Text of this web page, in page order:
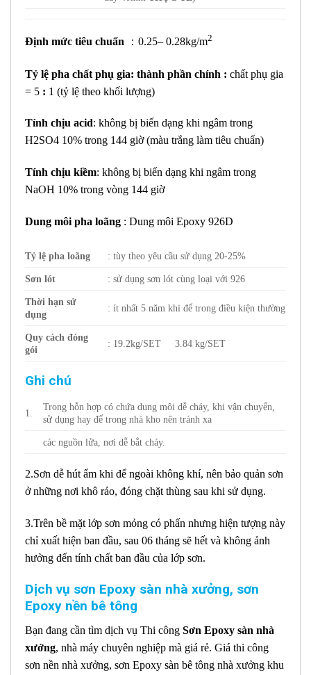
Định mức tiêu chuẩn ：0.25– 0.28kg/m2
Tỷ lệ pha chất phụ gia: thành phần chính : chất phụ gia
= 5 : 1 (tỷ lệ theo khối lượng)
Tính chịu acid: không bị biến dạng khi ngâm trong
H2SO4 10% trong 144 giờ (màu trắng làm tiêu chuẩn)
Tính chịu kiềm: không bị biến dạng khi ngâm trong
NaOH 10% trong vòng 144 giờ
Dung môi pha loãng : Dung môi Epoxy 926D
Tỷ lệ pha loãng : tùy theo yêu cầu sử dụng 20-25%
Sơn lót : sử dụng sơn lót cùng loại với 926
Thời hạn sử
dụng
: ít nhất 5 năm khi để trong điều kiện thường
Quy cách đóng
gói
: 19.2kg/SET 3.84 kg/SET
Ghi chú
1.
Trong hỗn hợp có chứa dung môi dễ cháy, khi vận chuyển,
sử dụng hay để trong nhà kho nên tránh xa
các nguồn lửa, nơi dễ bắt cháy.
2.Sơn dễ hút ẩm khi để ngoài không khí, nên bảo quản sơn
ở những nơi khô ráo, đóng chặt thùng sau khi sử dụng.
3.Trên bề mặt lớp sơn mỏng có phấn nhưng hiện tượng này
chỉ xuất hiện ban đầu, sau 06 tháng sẽ hết và không ảnh
hưởng đến tính chất ban đầu của lớp sơn.
Dịch vụ sơn Epoxy sàn nhà xưởng, sơn
Epoxy nền bê tông
Bạn đang cần tìm dịch vụ Thi công Sơn Epoxy sàn nhà
xưởng, nhà máy chuyên nghiệp mà giá rẻ. Giá thi công
sơn nền nhà xưởng, sơn Epoxy sàn bê tông nhà xưởng khu